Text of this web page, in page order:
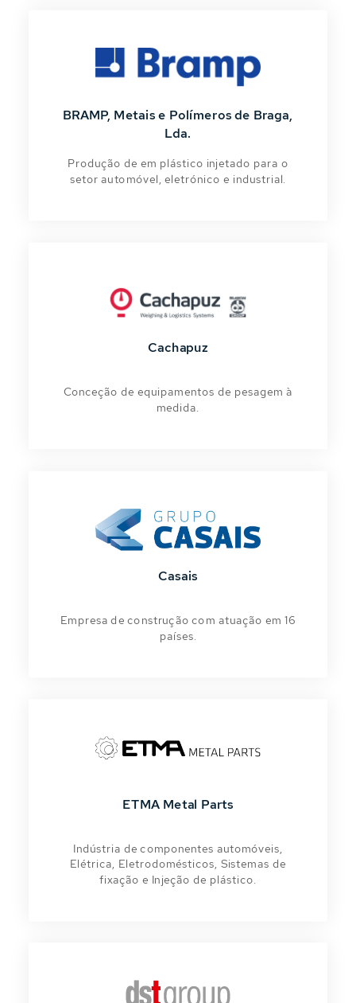
BRAMP, Metais e Polímeros de Braga,
Lda.
Produção de em plástico injetado para o
setor automóvel, eletrónico e industrial.
Cachapuz
Conceção de equipamentos de pesagem à
medida.
Casais
Empresa de construção com atuação em 16
países.
ETMA Metal Parts
Indústria de componentes automóveis,
Elétrica, Eletrodomésticos, Sistemas de
fixação e Injeção de plástico.